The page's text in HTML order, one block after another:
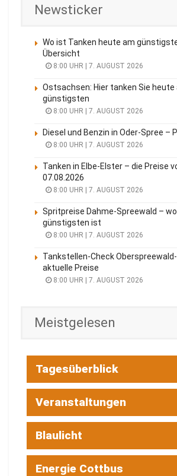
Newsticker
Wo ist Tanken heute am
Übersicht
8:00 UHR | 7. AUGUST 2026
Ostsachsen: Hier tanken Sie heute
günstigsten
8:00 UHR | 7. AUGUST 2026
Diesel und Benzin in Oder-Spree –
8:00 UHR | 7. AUGUST 2026
Tanken in Elbe-Elster – die Preise
07.08.2026
8:00 UHR | 7. AUGUST 2026
Spritpreise Dahme-Spreewald –
günstigsten ist
8:00 UHR | 7. AUGUST 2026
Tankstellen-Check
aktuelle Preise
8:00 UHR | 7. AUGUST 2026
Meistgelesen
Tagesüberblick
Veranstaltungen
Blaulicht
Energie Cottbus